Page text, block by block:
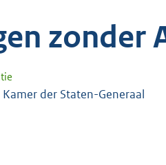
zonder
Kamer der Staten-Generaal